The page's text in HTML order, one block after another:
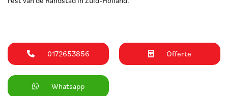
0172653856 Offerte
Whatsapp